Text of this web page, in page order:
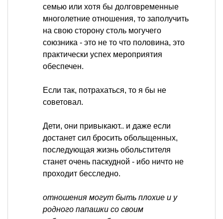
семью или хотя бы долговременные
многолетние отношения, то заполучить
на свою сторону столь могучего
союзника - это не то что половина, это
практически успех мероприятия
обеспечен.
Если так, потрахаться, то я бы не
советовал.
Дети, они привыкают.. и даже если
достанет сил бросить обольщенных,
последующая жизнь обольстителя
станет очень паскудной - ибо ничто не
проходит бесследно.
отношения могут быть плохие и у
родного папашки со своим